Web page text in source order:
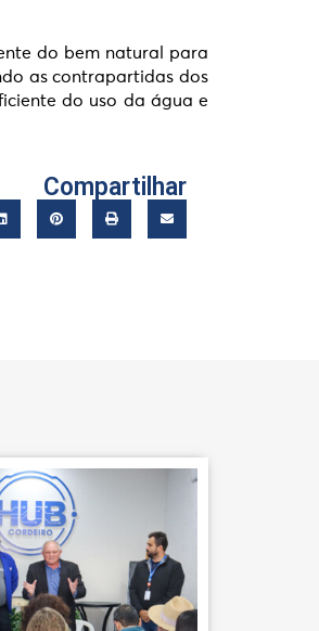
do bem natural para
as contrapartidas dos
do uso da água e
Compartilhar